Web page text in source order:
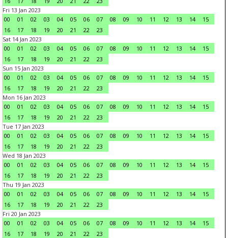
Fri 13 Jan 2023
00
01 02 03 04 05 06 07 08 09 10 11 12 13 14
15
16
17 18 19 20 21 22
23
Sat 14 Jan 2023
00
01 02 03 04 05 06 07 08 09 10 11 12 13 14
15
16
17 18 19 20 21 22
23
Sun 15 Jan 2023
00
01 02 03 04 05 06 07 08 09 10 11 12 13 14
15
16
17 18 19 20 21 22
23
Mon 16 Jan 2023
00
01 02 03 04 05 06 07 08 09 10 11 12 13 14
15
16
17 18 19 20 21 22
23
Tue 17 Jan 2023
00
01 02 03 04 05 06 07 08 09 10 11 12 13 14
15
16
17 18 19 20 21 22
23
Wed 18 Jan 2023
00
01 02 03 04 05 06 07 08 09 10 11 12 13 14
15
16
17 18 19 20 21 22
23
Thu 19 Jan 2023
00
01 02 03 04 05 06 07 08 09 10 11 12 13 14
15
16
17 18 19 20 21 22
23
Fri 20 Jan 2023
00
01 02 03 04 05 06 07 08 09 10 11 12 13 14
15
16
17 18 19 20 21 22
23